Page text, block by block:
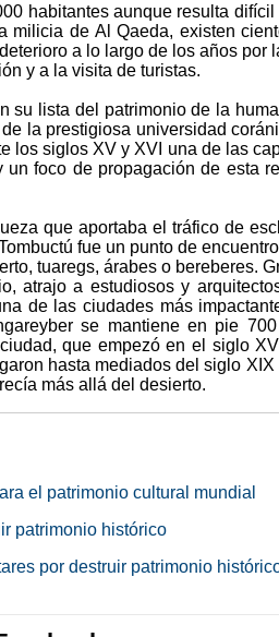
habitantes aunque resulta difícil
milicia de Al Qaeda, existen
a lo largo de los años por
y a la visita de turistas.
su lista del patrimonio de la
la prestigiosa universidad
los siglos XV y XVI una de las
foco de propagación de esta
que aportaba el tráfico de
fue un punto de
tuaregs, árabes o bereberes.
atrajo a estudiosos y
de las ciudades más
se mantiene en pie
que empezó en el siglo
hasta mediados del siglo XIX
más allá del desierto.
el patrimonio cultural mundial
patrimonio histórico
por destruir patrimonio